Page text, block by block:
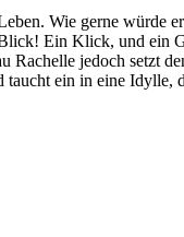
Wie gerne würde
Ein Klick, und ein
Rachelle jedoch setzt
ein in eine Idylle,